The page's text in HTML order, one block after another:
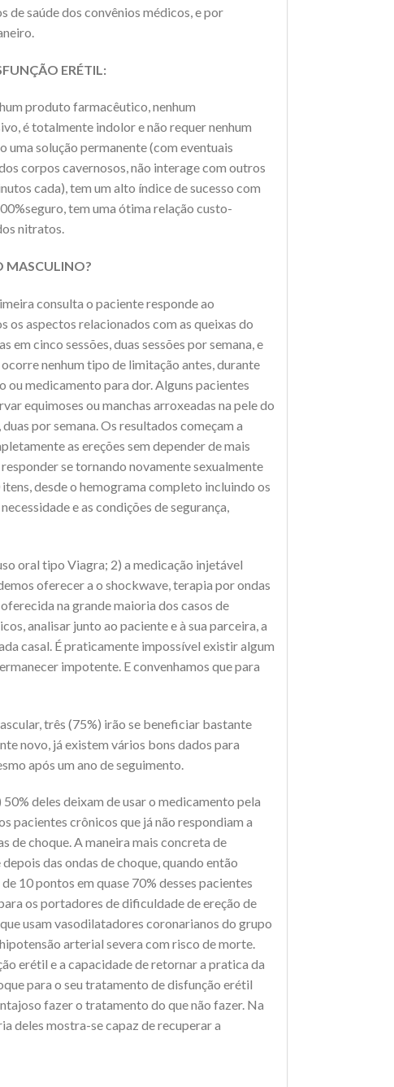
de saúde dos convênios médicos, e por
ERÉTIL:
produto farmacêutico, nenhum
é totalmente indolor e não requer nenhum
uma solução permanente (com eventuais
corpos cavernosos, não interage com outros
cada), tem um alto índice de sucesso com
tem uma ótima relação custo-
nitratos.
MASCULINO?
consulta o paciente responde ao
aspectos relacionados com as queixas do
cinco sessões, duas sessões por semana, e
nenhum tipo de limitação antes, durante
ou medicamento para dor. Alguns pacientes
equimoses ou manchas arroxeadas na pele do
por semana. Os resultados começam a
as ereções sem depender de mais
se tornando novamente sexualmente
desde o hemograma completo incluindo os
e as condições de segurança,
oral tipo Viagra; 2) a medicação injetável
oferecer a o shockwave, terapia por ondas
na grande maioria dos casos de
analisar junto ao paciente e à sua parceira, a
casal. É praticamente impossível existir algum
impotente. E convenhamos que para
três (75%) irão se beneficiar bastante
novo, já existem vários bons dados para
após um ano de seguimento.
deles deixam de usar o medicamento pela
pacientes crônicos que já não respondiam a
de choque. A maneira mais concreta de
das ondas de choque, quando então
10 pontos em quase 70% desses pacientes
os portadores de dificuldade de ereção de
usam vasodilatadores coronarianos do grupo
arterial severa com risco de morte.
erétil e a capacidade de retornar a pratica da
para o seu tratamento de disfunção erétil
fazer o tratamento do que não fazer. Na
deles mostra-se capaz de recuperar a